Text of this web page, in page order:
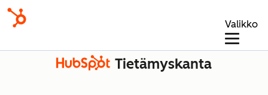
Valikko
Tietämyskanta